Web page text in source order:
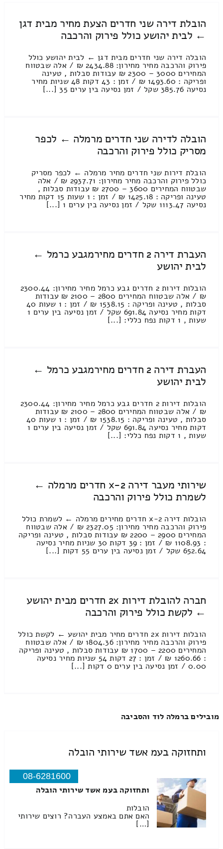
הובלת דירה שני חדרים הצעת מחיר מבית דגן
← לבית יהושע כולל פירוק והרכבה
הובלה דירה שני חדרים מבית דגן ← לבית יהושע כולל
פירוק והרכבה מחיר מחירון: 2434.88 ₪ / אלה שבטווח
המחירים 3000 – 2300 ₪ עבודות סבלות , טעינה
ופריקה : 1493.60 ₪ / זמן : 43 דקות 48 שניות מחיר
נסיעה 385.76 שקל / זמן נסיעה בין ערים 35 [...]
הובלה לדירה שני חדרים מרמלה ← לכפר
מסריק כולל פירוק והרכבה
הובלת דירות שני חדרים מחיר מרמלה ← לכפר מסריק
כולל פירוק והרכבה מחיר מחירון: 2937.71 ₪ / אלה
שבטווח המחירים 3600 – 2700 ₪ עבודות סבלות ,
טעינה ופריקה : 1425.18 ₪ / זמן : 1 שעות 15 דקות מחיר
נסיעה 1113.47 שקל / זמן נסיעה בין ערים 1 [...]
העברת דירה 2 חדרים מחירמגבע כרמל ←
לבית יהושע
הובלות דירות 2 חדרים גבע כרמל מחיר מחירון: 2300.44
₪ / אלה שבטווח המחירים 2800 – 2100 ₪ עבודות
סבלות , טעינה ופריקה : 1538.15 ₪ / זמן : 1 שעות 40
דקות מחיר נסיעה 691.84 שקל / זמן נסיעה בין ערים 1
שעות , 1 דקות נפח כללי: [...]
העברת דירה 2 חדרים מחירמגבע כרמל ←
לבית יהושע
הובלות דירות 2 חדרים גבע כרמל מחיר מחירון: 2300.44
₪ / אלה שבטווח המחירים 2800 – 2100 ₪ עבודות
סבלות , טעינה ופריקה : 1538.15 ₪ / זמן : 1 שעות 40
דקות מחיר נסיעה 691.84 שקל / זמן נסיעה בין ערים 1
שעות , 1 דקות נפח כללי: [...]
שירותי מעבר דירה 2-x חדרים מרמלה ←
לשמרת כולל פירוק והרכבה
הובלות דירה 2-x חדרים מחירים מרמלה ← לשמרת כולל
פירוק והרכבה מחיר מחירון: 2327.05 ₪ / אלה שבטווח
המחירים 2900 – 2200 ₪ עבודות סבלות , טעינה ופריקה
: 1108.93 ₪ / זמן : 39 דקות 30 שניות מחיר נסיעה
652.64 שקל / זמן נסיעה בין ערים 55 דקות [...]
חברה להובלת דירות 2x חדרים מבית יהושע
← לקשת כולל פירוק והרכבה
הובלות דירות 2x חדרים מחיר מבית יהושע ← לקשת כולל
פירוק והרכבה מחיר מחירון: 1804.36 ₪ / אלה שבטווח
המחירים 2200 – 1700 ₪ עבודות סבלות , טעינה ופריקה
: 1260.66 ₪ / זמן : 27 דקות 54 שניות מחיר נסיעה
0.00 / זמן נסיעה בין ערים 0 דקות [...]
מובילים ברמלה לוד והסביבה
ותחזוקה בעמ אשד שירותי הובלה
08-6281600
ותחזוקה בעמ אשד שירותי הובלה
הובלות
האם אתם באמצע העברה? רוצים שירותי
[…]